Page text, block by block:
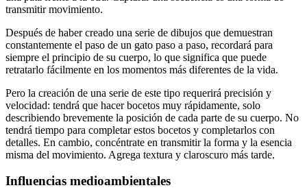
transmitir movimiento.
Después de haber creado una serie de dibujos que demuestran
constantemente el paso de un gato paso a paso, recordará para
siempre el principio de su cuerpo, lo que significa que puede
retratarlo fácilmente en los momentos más diferentes de la vida.
Pero la creación de una serie de este tipo requerirá precisión y
velocidad: tendrá que hacer bocetos muy rápidamente, solo
describiendo brevemente la posición de cada parte de su cuerpo. No
tendrá tiempo para completar estos bocetos y completarlos con
detalles. En cambio, concéntrate en transmitir la forma y la esencia
misma del movimiento. Agrega textura y claroscuro más tarde.
Influencias medioambientales